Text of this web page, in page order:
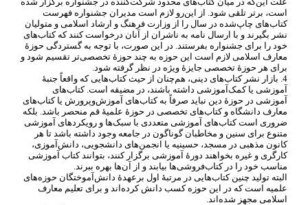
است، برتر تلقی شود. از اینرو لازم است مدیران جشنواره فهرست
کتابهای چاپشده در سال را از وزارت فرهنگ و ارشاد اسلامی و متولیان
نشر بگیرند و با ارسال نامه به ناشران از آنان درخواست کنند که کتابهای
خود را برای جشنواره بفرستند. در این صورت، با توجه به گستردگی حوزۀ
معارف اسلامی لازم است این حوزه به چند حوزۀ تخصصیتر تقسیم شود و
برای هر حوزۀ تخصصی جایزۀ ویژه در نظر گرفته شود.
4. بازار نشر کتاب
های دینی، همچنان از حیث کتابهایی که واقعاً جنبۀ
آموزشی یا کمکآموزشی داشته باشند، در مضیقه است. کتابهای
آموزشی در حوزۀ دین نباید صرفاً به کتابهای آموزشوپرورش یا کتابهای
معارف دانشگاه و کتابهای تخصصی در حوزۀ علمیۀ قم منحصر باشد. بلکه
ضروری است کتابهای آموزشی متعددی با سبکها و رویکردهای آموزشی
متنوع برای سنین و مخاطبان گوناگون در جامعه وجود داشته باشد تا هر
کانون مذهبی در مسجد، حسینیه یا انجمنهای دانشجویی، دانش آموزی،
کارگری و غیره بخواهند دورۀ آموزشی برگزار کنند، بتوانند کتاب آموزشی
مناسب خود را در کتابفروشیها بیابند و از آنها بهره ببرند.
البته تولید چنین کتابهایی در مرتبۀ اول برعهدۀ دانش آموختگان حوزههای
علمیه است که در این حوزه کسب دانش کرده اند و برای تعلیم معارف
اسلامی مجهز شده اند.